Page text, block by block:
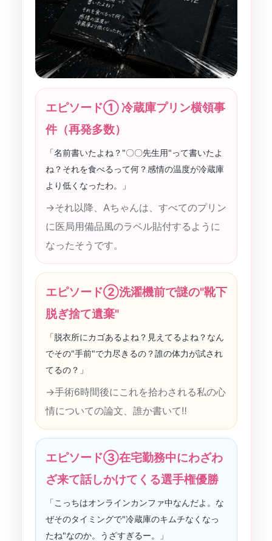
エピソード① 冷蔵庫プリン横領事
件（再発多数）
「名前書いたよね？"〇〇先生用"って書いたよ
ね？それを食べるって何？感情の温度が冷蔵庫
より低くなったわ。」
→それ以降、Aちゃんは、すべてのプリン
に医局用備品風のラベル貼付するように
なったそうです。
エピソード②洗濯機前で謎の"靴下
脱ぎ捨て遺棄"
「脱衣所にカゴあるよね？見えてるよね？なん
でその"手前"で力尽きるの？誰の体力が試され
てるの？」
→手術6時間後にこれを拾わされる私の心
情についての論文、誰か書いて‼︎
エピソード③在宅勤務中にわざわ
ざ来て話しかけてくる選手権優勝
「こっちはオンラインカンファ中なんだよ。な
ぜそのタイミングで"冷蔵庫のキムチなくなっ
たね"なのか。うざすぎるー。」